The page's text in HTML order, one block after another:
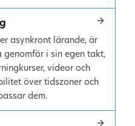
asynkront lärande, är
i sin egen takt,
videor och
över tidszoner och
dem.